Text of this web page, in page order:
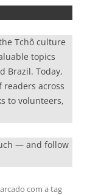
Tchô culture
topics
Brazil. Today,
across
to volunteers,
— and follow
com a tag